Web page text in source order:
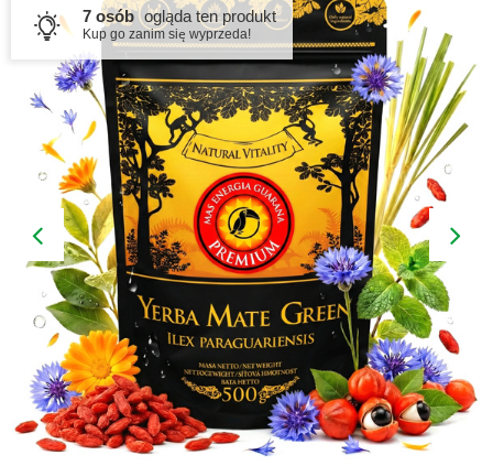
7 osób ogląda ten produkt
Kup go zanim się wyprzeda!